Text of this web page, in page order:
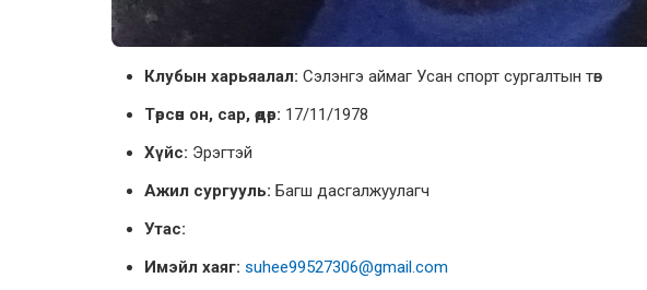
Клубын харьяалал: Сэлэнгэ аймаг Усан спорт сургалтын төв
Төрсөн он, сар, өдөр: 17/11/1978
Хүйс: Эрэгтэй
Ажил сургууль: Багш дасгалжуулагч
Утас:
Имэйл хаяг: suhee99527306@gmail.com